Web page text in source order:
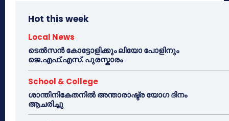
Hot this week
Local News
ടെൽസൻ കോട്ടോളിക്കും ലിയോ പോളിനും
ജെ.എഫ്.എസ്. പുരസ്കാരം
School & College
ശാന്തിനികേതനിൽ അന്താരാഷ്ട്ര യോഗ ദിനം
ആചരിച്ചു